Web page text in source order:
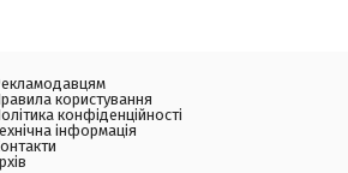
користування
конфіденційності
інформація